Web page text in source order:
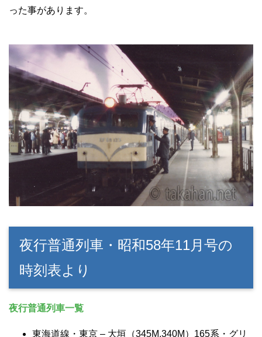
った事があります。
夜行普通列車・昭和58年11月号の
時刻表より
夜行普通列車一覧
東海道線・東京 – 大垣（345M.340M）165系・グリ